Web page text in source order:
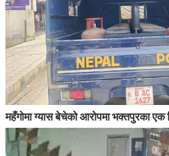
महँगोमा ग्यास बेचेको आरोपमा भक्तपुरका एक